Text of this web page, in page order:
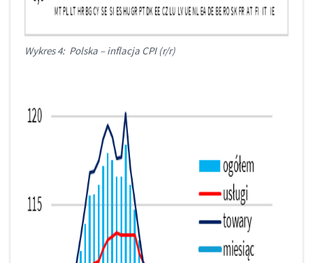
Wykres 4: Polska – inflacja CPI (r/r)